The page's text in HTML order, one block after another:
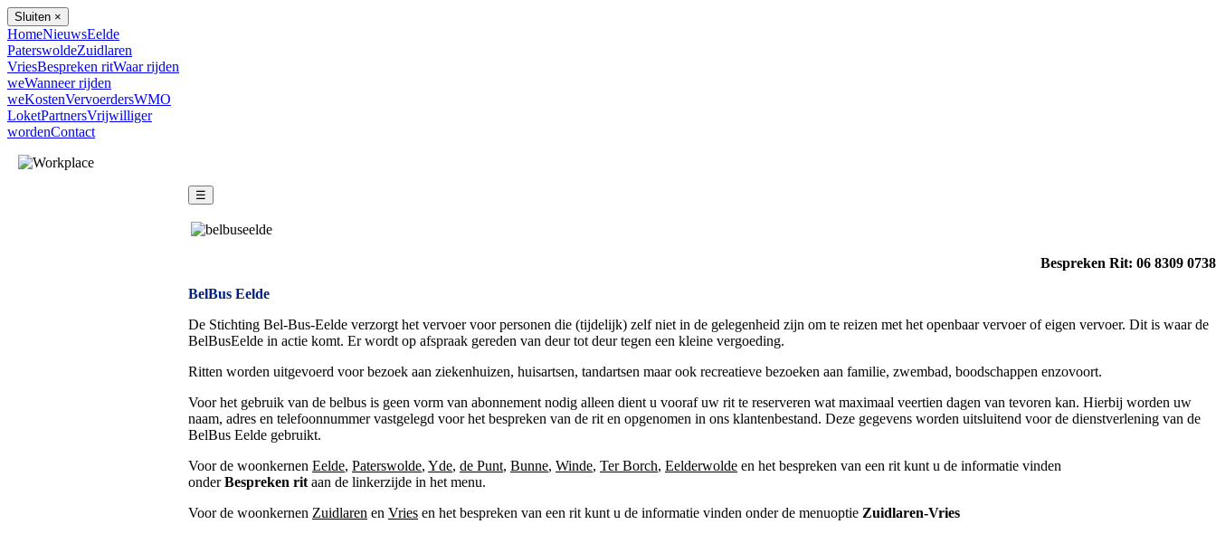
Sluiten ×
HomeNieuwsEelde
PaterswoldeZuidlaren
VriesBespreken ritWaar rijden
weWanneer rijden
weKostenVervoerdersWMO
LoketPartnersVrijwilliger
wordenContact
☰
Bespreken Rit: 06 8309
BelBus Eelde
De Stichting Bel-Bus-Eelde verzorgt het vervoer voor personen die (tijdelijk) zelf niet in de gelegenheid zijn om te reizen met het openbaar vervoer of eigen vervoer. Dit is waar de
BelBusEelde in actie komt. Er wordt op afspraak gereden van deur tot deur tegen een kleine vergoeding.
Ritten worden uitgevoerd voor bezoek aan ziekenhuizen, huisartsen, tandartsen maar ook recreatieve bezoeken aan familie, zwembad, boodschappen enzovoort.
Voor het gebruik van de belbus is geen vorm van abonnement nodig alleen dient u vooraf uw rit te reserveren wat maximaal veertien dagen van tevoren kan. Hierbij worden uw
naam, adres en telefoonnummer vastgelegd voor het bespreken van de rit en opgenomen in ons klantenbestand. Deze gegevens worden uitsluitend voor de dienstverlening van de
BelBus Eelde gebruikt.
Voor de woonkernen Eelde, Paterswolde, Yde, de Punt, Bunne, Winde, Ter Borch, Eelderwolde en het bespreken van een rit kunt u de informatie vinden
onderBespreken rit aan de linkerzijde in het menu.
Voor de woonkernen Zuidlaren en Vries en het bespreken van een rit kunt u de informatie vinden onder de menuoptie Zuidlaren-Vries